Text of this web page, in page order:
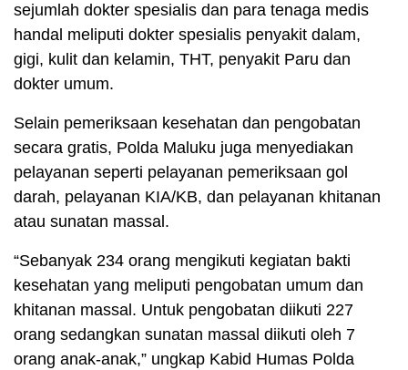
sejumlah dokter spesialis dan para tenaga medis
handal meliputi dokter spesialis penyakit dalam,
gigi, kulit dan kelamin, THT, penyakit Paru dan
dokter umum.
Selain pemeriksaan kesehatan dan pengobatan
secara gratis, Polda Maluku juga menyediakan
pelayanan seperti pelayanan pemeriksaan gol
darah, pelayanan KIA/KB, dan pelayanan khitanan
atau sunatan massal.
“Sebanyak 234 orang mengikuti kegiatan bakti
kesehatan yang meliputi pengobatan umum dan
khitanan massal. Untuk pengobatan diikuti 227
orang sedangkan sunatan massal diikuti oleh 7
orang anak-anak,” ungkap Kabid Humas Polda